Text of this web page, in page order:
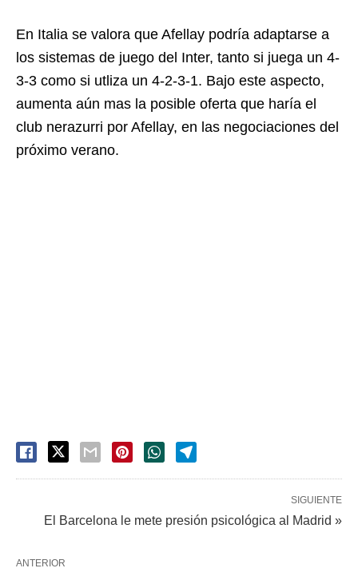
En Italia se valora que Afellay podría adaptarse a
los sistemas de juego del Inter, tanto si juega un 4-
3-3 como si utliza un 4-2-3-1. Bajo este aspecto,
aumenta aún mas la posible oferta que haría el
club nerazurri por Afellay, en las negociaciones del
próximo verano.
SIGUIENTE
El Barcelona le mete presión psicológica al Madrid »
ANTERIOR